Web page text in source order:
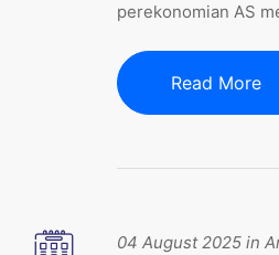
perekonomian AS
Read More
04 August 2025 in